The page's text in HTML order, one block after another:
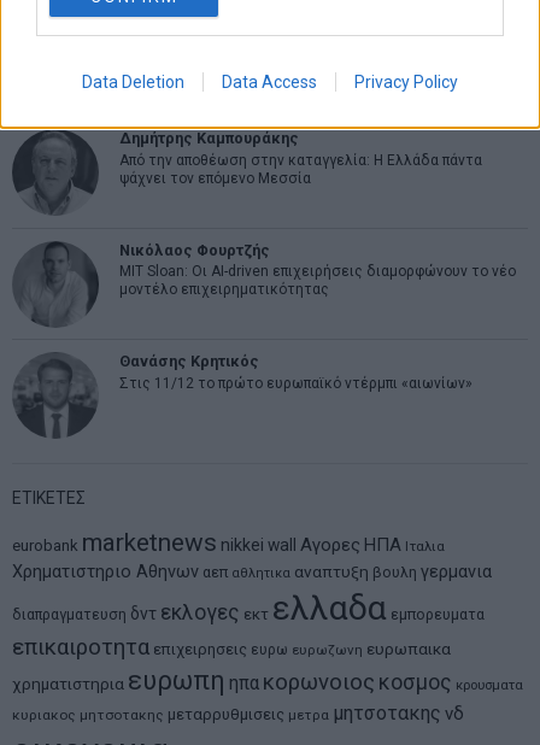
Data Deletion Data Access Privacy Policy
Δημήτρης Καμπουράκης
Από την αποθέωση στην καταγγελία: Η Ελλάδα πάντα
ψάχνει τον επόμενο Μεσσία
Νικόλαος Φουρτζής
MIT Sloan: Οι AI-driven επιχειρήσεις διαμορφώνουν το νέο
μοντέλο επιχειρηματικότητας
Θανάσης Κρητικός
Στις 11/12 το πρώτο ευρωπαϊκό ντέρμπι «αιωνίων»
ΕΤΙΚΕΤΕΣ
eurobank marketnews nikkei wall Αγορες ΗΠΑ Ιταλια
Χρηματιστηριο Αθηνων αεπ αθλητικα αναπτυξη βουλη γερμανια
διαπραγματευση δντ εκλογες εκτ ελλαδα εμπορευματα
επικαιροτητα επιχειρησεις ευρω ευρωζωνη ευρωπαικα
χρηματιστηρια ευρωπη ηπα κορωνοιος κοσμος κρουσματα
κυριακος μητσοτακης μεταρρυθμισεις μετρα μητσοτακης νδ